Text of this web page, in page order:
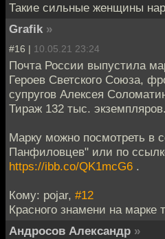
Такие сильные женщины
Grafik »
#16 | 10.05.21 23:24
Почта России выпустила
Героев Светского Союза,
супругов Алексея
Тираж 132 тыс. экземпляров.
Марку можно посмотреть в
Панфиловцев" или по
https://ibb.co/QK1mcG6 .
Кому: pojar, #12
Красного знамени на марке
Андросов Александр »